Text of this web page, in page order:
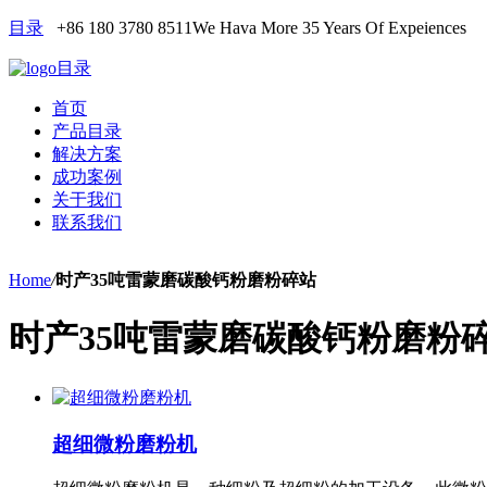
目录 +86 180 3780 8511We Hava More 35 Years Of Expeiences
目录
首页
产品目录
解决方案
成功案例
关于我们
联系我们
Home/时产35吨雷蒙磨碳酸钙粉磨粉碎站
时产35吨雷蒙磨碳酸钙粉磨粉
超细微粉磨粉机